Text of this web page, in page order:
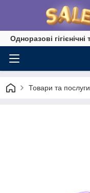
Одноразові
Товари та послуги